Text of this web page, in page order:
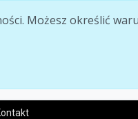
Możesz określić